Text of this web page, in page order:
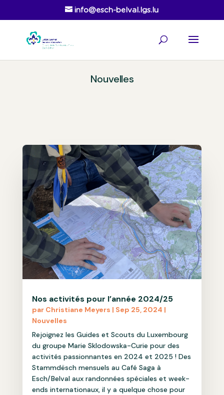
info@esch-belval.lgs.lu
Nouvelles
Nos activités pour l’année 2024/25
par Christiane Meyers | Sep 25, 2024 |
Nouvelles
Rejoignez les Guides et Scouts du Luxembourg
du groupe Marie Sklodowska-Curie pour des
activités passionnantes en 2024 et 2025 ! Des
Stammdësch mensuels au Café Saga à
Esch/Belval aux randonnées spéciales et week-
ends internationaux, il y a quelque chose pour